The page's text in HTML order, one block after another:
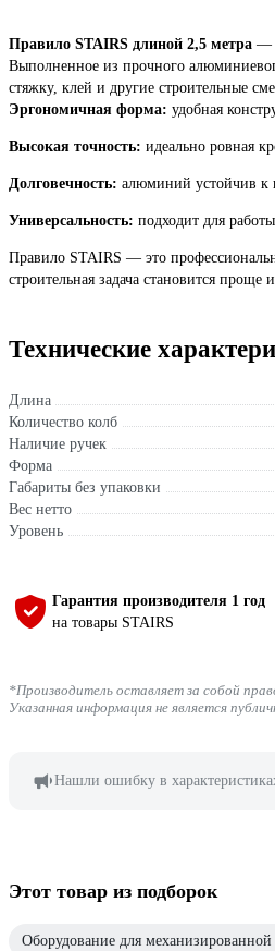
Правило STAIRS длиной 2,5 метра —
Выполненное из прочного
стяжку, клей и другие строительные
Эргономичная форма: удобная
Высокая точность: идеально ровная
Долговечность: алюминий устойчив к
Универсальность: подходит для
Правило STAIRS — это
строительная задача становится проще
Технические
Длина
Количество колб
Наличие ручек
Форма
Габариты без упаковки
Вес нетто
Уровень
Гарантия производителя 1 год
на товары STAIRS
*Производитель оставляет за собой
Указанная информация не является
Нашли ошибку в
Этот товар из подборок
Оборудование для механизированной